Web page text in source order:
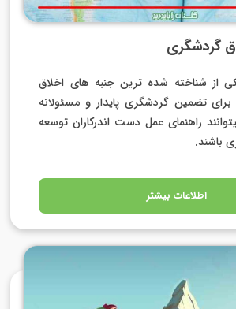
شده ترین جنبه های اخلاق
گردشگری پایدار و مسئولانه
عمل دست اندرکاران توسعه
اطلاعات بیشتر